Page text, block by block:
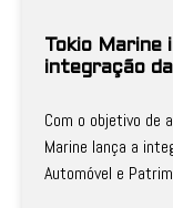
Tokio
integração
Com o objetivo de
Marine lança a
Automóvel e